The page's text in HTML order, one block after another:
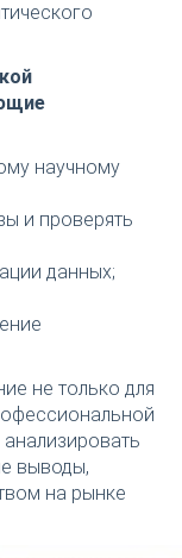
научному
и проверять
данных;
не только для
выводы,
на рынке